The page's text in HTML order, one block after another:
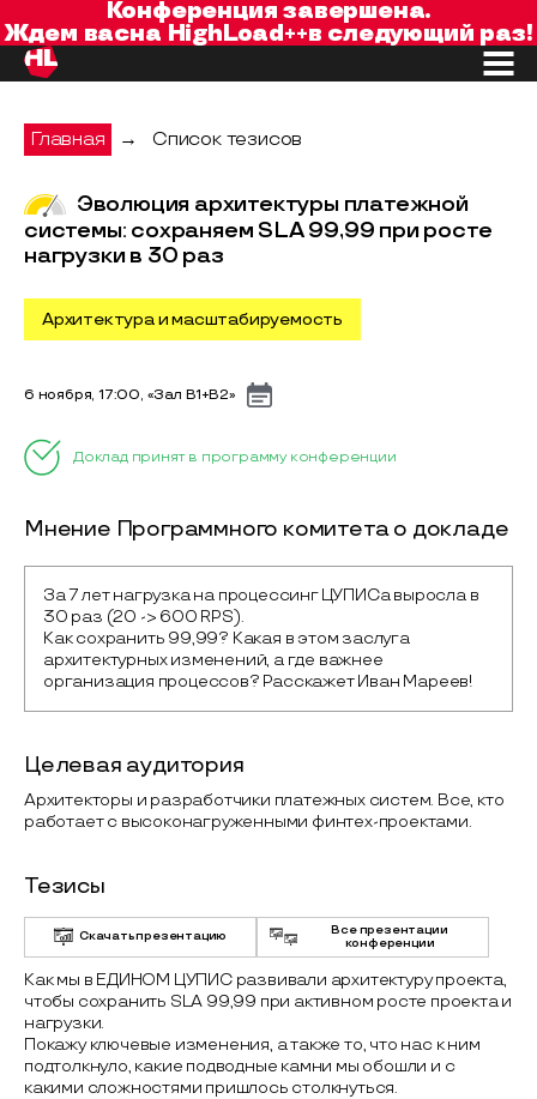
Конференция завершена.
Ждем васна HighLoad++в следующий раз!
Главная → Список тезисов
Эволюция архитектуры платежной
системы: сохраняем SLA 99,99 при росте
нагрузки в 30 раз
Архитектура и масштабируемость
6 ноября, 17:00, «Зал B1+B2»
Доклад принят в программу конференции
Мнение Программного комитета о докладе
За 7 лет нагрузка на процессинг ЦУПИСа выросла в
30 раз (20 -> 600 RPS).
Как сохранить 99,99? Какая в этом заслуга
архитектурных изменений, а где важнее
организация процессов? Расскажет Иван Мареев!
Целевая аудитория
Архитекторы и разработчики платежных систем. Все, кто
работает с высоконагруженными финтех-проектами.
Тезисы
Скачать презентацию
Все презентации
конференции
Как мы в ЕДИНОМ ЦУПИС развивали архитектуру проекта,
чтобы сохранить SLA 99,99 при активном росте проекта и
нагрузки.
Покажу ключевые изменения, а также то, что нас к ним
подтолкнуло, какие подводные камни мы обошли и с
какими сложностями пришлось столкнуться.